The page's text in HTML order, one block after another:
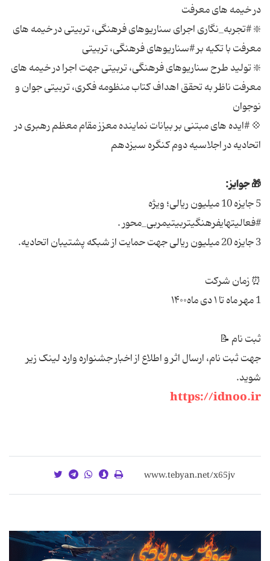
در خیمه های معرفت
❇️ #تجربه_نگاری اجرای سناریوهای فرهنگی، تربیتی در خیمه های
معرفت با تکیه بر #سناریوهای فرهنگی، تربیتی
❇️ تولید طرح سناریوهای فرهنگی، تربیتی جهت اجرا در خیمه های
معرفت ناظر به تحقق اهداف کتاب منظومه فکری، تربیتی جوان و
نوجوان
💠 #ایده های مبتنی بر بیانات نماینده معزز مقام معظم رهبری در
اتحادیه در اجلاسیه دوم کنگره سیزدهم
🎁 جوایز:
5 جایزه 10 میلیون ریالی؛ ویژه
#فعالیتهایفرهنگیتربیتیمربی_محور .
3 جایزه 20 میلیون ریالی جهت حمایت از شبکه پشتیبان اتحادیه.
⏰ زمان شرکت
1 مهر ماه تا ۱ دی ماه۱۴۰۰
ثبت نام 📝
جهت ثبت نام، ارسال اثر و اطلاع از اخبار جشنواره وارد لینک زیر
شوید.
https://idnoo.ir